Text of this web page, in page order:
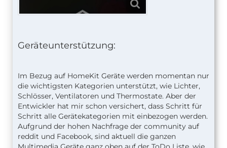
Geräteunterstützung:
Im Bezug auf HomeKit Geräte werden momentan nur
die wichtigsten Kategorien unterstützt, wie Lichter,
Schlösser, Ventilatoren und Thermostate. Aber der
Entwickler hat mir schon versichert, dass Schritt für
Schritt alle Gerätekategorien mit einbezogen werden.
Aufgrund der hohen Nachfrage der community auf
reddit und Facebook, sind aktuell die ganzen